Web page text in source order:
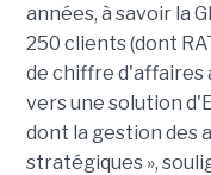
années, à savoir la
250 clients (dont
de chiffre d'affaires
vers une solution
dont la gestion des
stratégiques »,